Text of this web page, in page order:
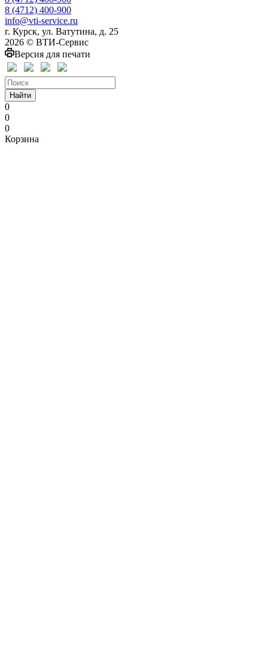
8 (4712) 400-900
info@vti-service.ru
г. Курск, ул. Ватутина, д. 25
2026 © ВТИ-Сервис
Версия для печати
Найти
0
0
0
Корзина